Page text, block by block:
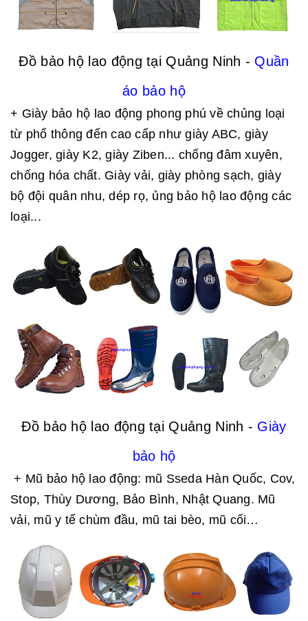
Đồ bảo hộ lao động tại Quảng Ninh - Quần
áo bảo hộ
+ Giày bảo hộ lao động phong phú về chủng loại
từ phổ thông đến cao cấp như giày ABC, giày
Jogger, giày K2, giày Ziben... chống đâm xuyên,
chống hóa chất. Giày vải, giày phòng sạch, giày
bộ đội quân nhu, dép rọ, ủng bảo hộ lao động các
loại...
Đồ bảo hộ lao động tại Quảng Ninh - Giày
bảo hộ
+ Mũ bảo hộ lao động: mũ Sseda Hàn Quốc, Cov,
Stop, Thùy Dương, Bảo Bình, Nhật Quang. Mũ
vải, mũ y tế chùm đầu, mũ tai bèo, mũ cối…